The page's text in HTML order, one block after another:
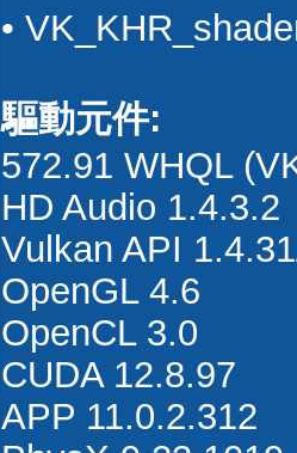
•
驅動元件:
572.91 WHQL
HD Audio 1.4.3.2
Vulkan API
OpenGL 4.6
OpenCL 3.0
CUDA 12.8.97
APP 11.0.2.312